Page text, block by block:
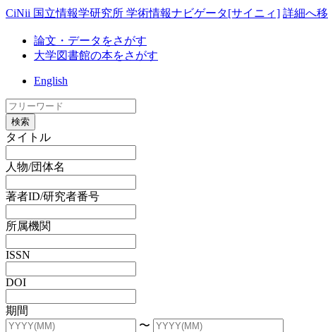
CiNii 国立情報学研究所 学術情報ナビゲータ[サイニィ] 詳細へ
論文・データをさがす
大学図書館の本をさがす
English
検索
タイトル
人物/団体名
著者ID/研究者番号
所属機関
ISSN
DOI
期間
〜